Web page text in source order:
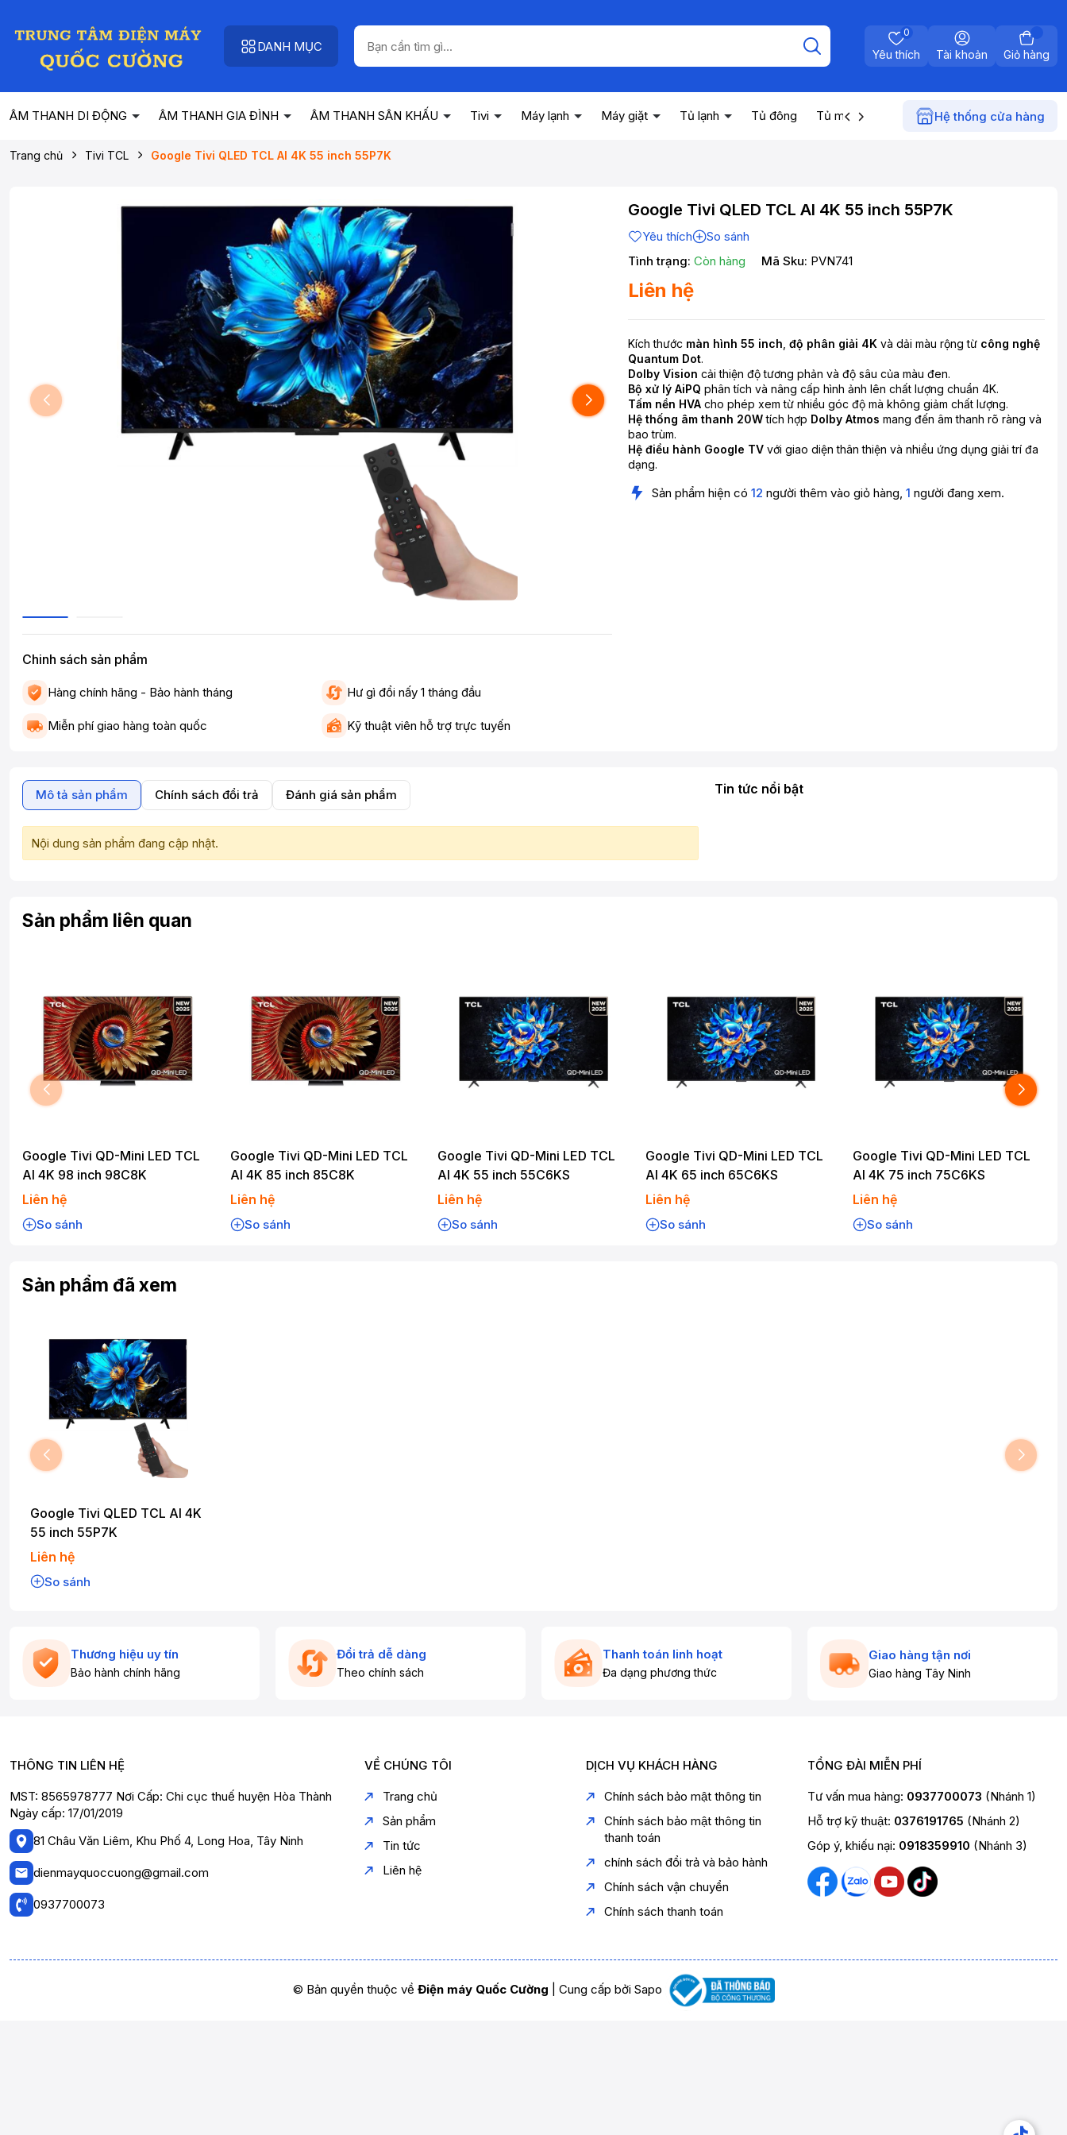
DANH MỤC
Yêu thích
0
Tài khoản Giỏ hàng
ÂM THANH DI ĐỘNG ÂM THANH GIA ĐÌNH ÂM THANH SÂN KHẤU Tivi Máy lạnh Máy giặt Tủ lạnh Tủ đông Tủ mát Máy nước nóng Điện gia
Hệ thống cửa hàng
Trang chủ Tivi TCL Google Tivi QLED TCL AI 4K 55 inch 55P7K
Chinh sách sản phẩm
Hàng chính hãng - Bảo hành tháng Hư gì đổi nấy 1 tháng đầu
Miễn phí giao hàng toàn quốc Kỹ thuật viên hỗ trợ trực tuyến
Google Tivi QLED TCL AI 4K 55 inch 55P7K
Yêu thích
So sánh
Tình trạng: Còn hàng Mã Sku: PVN741
Liên hệ
Kích thước màn hình 55 inch độ phân giải 4K và dải màu rộng từ công nghệ
Quantum Dot.
Dolby Vision cải thiện độ tương phản và độ sâu của màu đen.
Bộ xử lý AiPQ phân tích và nâng cấp hình ảnh lên chất lượng chuẩn 4K.
Tấm nền HVA cho phép xem từ nhiều góc độ mà không giảm chất lượng.
Hệ thống âm thanh 20Wtích hợp Dolby Atmos mang đến âm thanh rõ ràng và
bao trùm.
Hệ điều hành Google TV với giao diện thân thiện và nhiều ứng dụng giải trí đa
dạng.
Sản phẩm hiện có 12 người thêm vào giỏ hàng, 1 người đang xem.
Mô tả sản phẩm Chính sách đổi trả Đánh giá sản phẩm
Nội dung sản phẩm đang cập nhật.
Tin tức nổi bật
Sản phẩm liên quan
Google Tivi QD-Mini LED TCL
AI 4K 98 inch 98C8K
Liên hệ
So sánh
Google Tivi QD-Mini LED TCL
AI 4K 85 inch 85C8K
Liên hệ
So sánh
Google Tivi QD-Mini LED TCL
AI 4K 55 inch 55C6KS
Liên hệ
So sánh
Google Tivi QD-Mini LED TCL
AI 4K 65 inch 65C6KS
Liên hệ
So sánh
Google Tivi QD-Mini LED TCL
AI 4K 75 inch 75C6KS
Liên hệ
So sánh
Sản phẩm đã xem
Google Tivi QLED TCL AI 4K
55 inch 55P7K
Liên hệ
So sánh
Thương hiệu uy tín
Bảo hành chính hãng
Đổi trả dễ dàng
Theo chính sách
Thanh toán linh hoạt
Đa dạng phương thức
Giao hàng tận nơi
Giao hàng Tây Ninh
THÔNG TIN LIÊN HỆ
MST: 8565978777 Nơi Cấp: Chi cục thuế huyện Hòa Thành
Ngày cấp: 17/01/2019
81 Châu Văn Liêm, Khu Phố 4, Long Hoa, Tây Ninh
dienmayquoccuong@gmail.com
0937700073
VỀ CHÚNG TÔI
Trang chủ
Sản phẩm
Tin tức
Liên hệ
DỊCH VỤ KHÁCH HÀNG
Chính sách bảo mật thông tin
Chính sách bảo mật thông tin
thanh toán
chính sách đổi trả và bảo hành
Chính sách vận chuyển
Chính sách thanh toán
TỔNG ĐÀI MIỄN PHÍ
Tư vấn mua hàng: 0937700073 (Nhánh 1)
Hỗ trợ kỹ thuật: 0376191765 (Nhánh 2)
Góp ý, khiếu nại: 0918359910 (Nhánh 3)
© Bản quyền thuộc về Điện máy Quốc Cường Cung cấp bởi Sapo